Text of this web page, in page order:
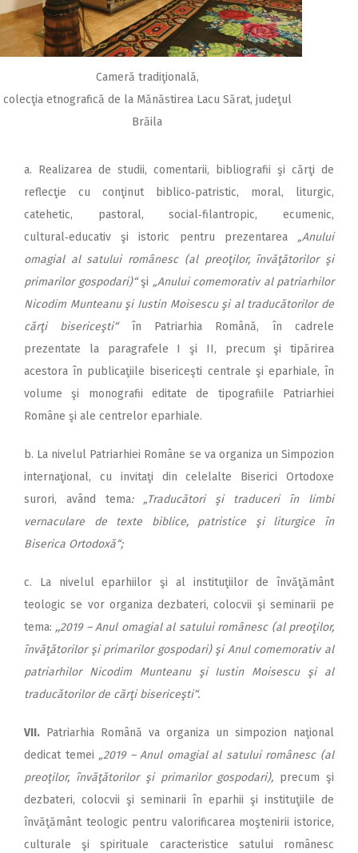
Cameră tradiţională,
colecţia etnografică de la Mănăstirea Lacu Sărat, judeţul
Brăila
a. Realizarea de studii, comentarii, bibliografii şi cărţi de
reflecţie cu conţinut biblico‑patristic, moral, liturgic,
catehetic, pastoral, social‑filantropic, ecumenic,
cultural‑educativ şi istoric pentru prezentarea „Anului
omagial al satului românesc (al preoţilor, învăţătorilor şi
primarilor gospodari)“şi „Anului comemorativ al patriarhilor
Nicodim Munteanu şi Iustin Moisescu şi al traducătorilor de
cărţi bisericeşti“în Patriarhia Română, în cadrele
prezentate la paragrafele I şi II, precum şi tipărirea
acestora în publicaţiile bisericeşti centrale şi eparhiale, în
volume şi monografii editate de tipografiile Patriarhiei
Române şi ale centrelor eparhiale.
b. La nivelul Patriarhiei Române se va organiza un Simpozion
internaţional, cu invitaţi din celelalte Biserici Ortodoxe
surori, având tema: „Traducători şi traduceri în limbi
vernaculare de texte biblice, patristice şi liturgice în
Biserica Ortodoxă“;
c. La nivelul eparhiilor şi al instituţiilor de învăţământ
teologic se vor organiza dezbateri, colocvii şi seminarii pe
tema: ,,2019 – Anul omagial al satului românesc (al preoţilor,
învăţătorilor şi primarilor gospodari) şi Anul comemorativ al
patriarhilor Nicodim Munteanu şi Iustin Moisescu şi al
traducătorilor de cărţi bisericeşti“.
VII. Patriarhia Română va organiza un simpozion naţional
dedicat temei „2019 – Anul omagial al satului românesc (al
preoţilor, învăţătorilor şi primarilor gospodari), precum şi
dezbateri, colocvii şi seminarii în eparhii şi instituţiile de
învăţământ teologic pentru valorificarea moştenirii istorice,
culturale şi spirituale caracteristice satului românesc